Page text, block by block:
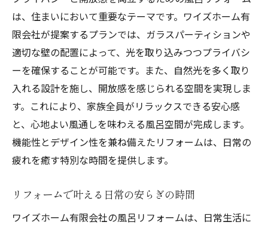
は、住まいにおいて重要なテーマです。ワイズホーム有
限会社が提案するプランでは、ガラスパーティションや
適切な壁の配置によって、光を取り込みつつプライバシ
ーを確保することが可能です。また、自然光を多く取り
入れる設計を施し、開放感を感じられる空間を実現しま
す。これにより、家族全員がリラックスできる安心感
と、心地よい風通しを味わえる風呂空間が完成します。
機能性とデザイン性を兼ね備えたリフォームは、日常の
疲れを癒す特別な時間を提供します。
リフォームで叶える日常の安らぎの時間
ワイズホーム有限会社の風呂リフォームは、日常生活に